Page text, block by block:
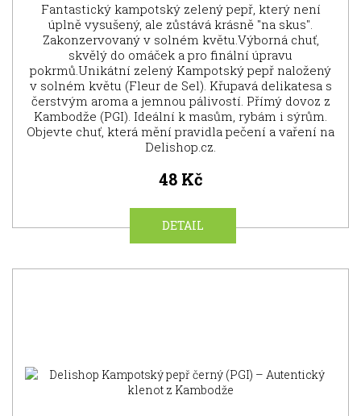
Fantastický kampotský zelený pepř, který není
úplně vysušený, ale zůstává krásně "na skus".
Zakonzervovaný v solném květu.Výborná chuť,
skvělý do omáček a pro finální úpravu
pokrmů.Unikátní zelený Kampotský pepř naložený
v solném květu (Fleur de Sel). Křupavá delikatesa s
čerstvým aroma a jemnou pálivostí. Přímý dovoz z
Kambodže (PGI). Ideální k masům, rybám i sýrům.
Objevte chuť, která mění pravidla pečení a vaření na
Delishop.cz.
48 Kč
DETAIL